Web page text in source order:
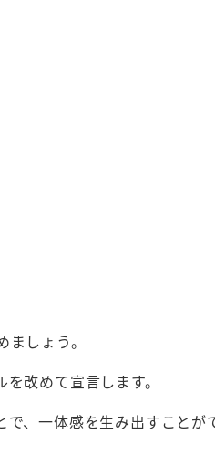
しょう。
改めて宣言します。
、一体感を生み出すことが